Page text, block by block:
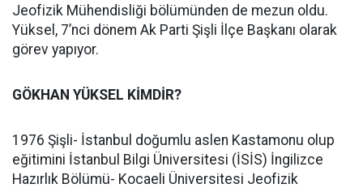
Jeofizik Mühendisliği bölümünden de mezun oldu.
Yüksel, 7’nci dönem Ak Parti Şişli İlçe Başkanı olarak
görev yapıyor.
GÖKHAN YÜKSEL KİMDİR?
1976 Şişli- İstanbul doğumlu aslen Kastamonu olup
eğitimini İstanbul Bilgi Üniversitesi (İSİS) İngilizce
Hazırlık Bölümü- Kocaeli Üniversitesi Jeofizik